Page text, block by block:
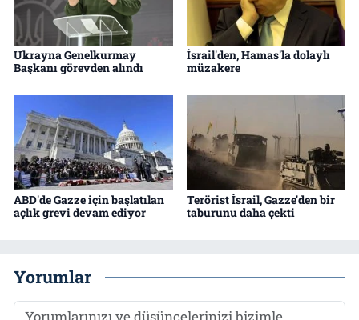
Ukrayna Genelkurmay
Başkanı görevden alındı
İsrail'den, Hamas'la dolaylı
müzakere
ABD'de Gazze için başlatılan
açlık grevi devam ediyor
Terörist İsrail, Gazze'den bir
taburunu daha çekti
Yorumlar